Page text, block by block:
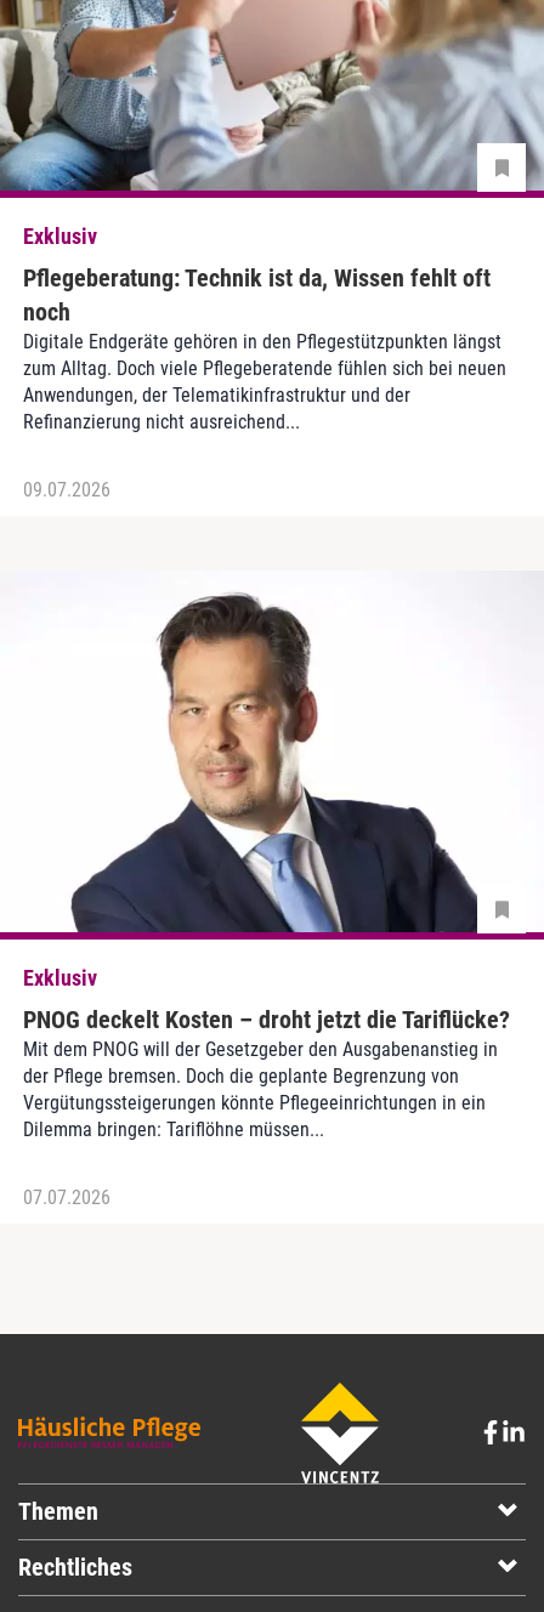
Exklusiv
Pflegeberatung: Technik ist da, Wissen fehlt oft
noch
Digitale Endgeräte gehören in den Pflegestützpunkten längst
zum Alltag. Doch viele Pflegeberatende fühlen sich bei neuen
Anwendungen, der Telematikinfrastruktur und der
Refinanzierung nicht ausreichend...
09.07.2026
Exklusiv
PNOG deckelt Kosten – droht jetzt die Tariflücke?
Mit dem PNOG will der Gesetzgeber den Ausgabenanstieg in
der Pflege bremsen. Doch die geplante Begrenzung von
Vergütungssteigerungen könnte Pflegeeinrichtungen in ein
Dilemma bringen: Tariflöhne müssen...
07.07.2026
Themen
Rechtliches